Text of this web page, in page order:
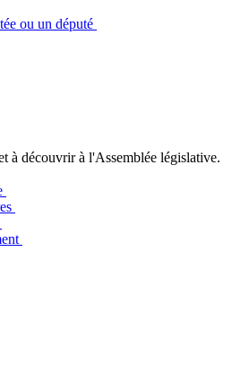
ou un député
à découvrir à l'Assemblée législative.